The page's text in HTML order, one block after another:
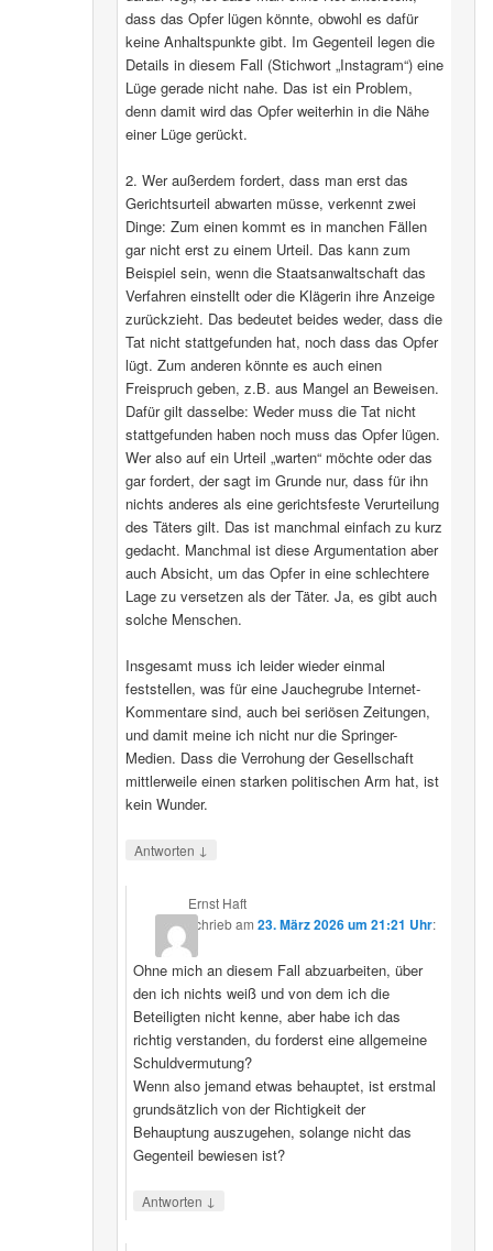
dass das Opfer lügen könnte, obwohl es dafür
keine Anhaltspunkte gibt. Im Gegenteil legen die
Details in diesem Fall (Stichwort „Instagram“) eine
Lüge gerade nicht nahe. Das ist ein Problem,
denn damit wird das Opfer weiterhin in die Nähe
einer Lüge gerückt.
2. Wer außerdem fordert, dass man erst das
Gerichtsurteil abwarten müsse, verkennt zwei
Dinge: Zum einen kommt es in manchen Fällen
gar nicht erst zu einem Urteil. Das kann zum
Beispiel sein, wenn die Staatsanwaltschaft das
Verfahren einstellt oder die Klägerin ihre Anzeige
zurückzieht. Das bedeutet beides weder, dass die
Tat nicht stattgefunden hat, noch dass das Opfer
lügt. Zum anderen könnte es auch einen
Freispruch geben, z.B. aus Mangel an Beweisen.
Dafür gilt dasselbe: Weder muss die Tat nicht
stattgefunden haben noch muss das Opfer lügen.
Wer also auf ein Urteil „warten“ möchte oder das
gar fordert, der sagt im Grunde nur, dass für ihn
nichts anderes als eine gerichtsfeste Verurteilung
des Täters gilt. Das ist manchmal einfach zu kurz
gedacht. Manchmal ist diese Argumentation aber
auch Absicht, um das Opfer in eine schlechtere
Lage zu versetzen als der Täter. Ja, es gibt auch
solche Menschen.
Insgesamt muss ich leider wieder einmal
feststellen, was für eine Jauchegrube Internet-
Kommentare sind, auch bei seriösen Zeitungen,
und damit meine ich nicht nur die Springer-
Medien. Dass die Verrohung der Gesellschaft
mittlerweile einen starken politischen Arm hat, ist
kein Wunder.
Antworten ↓
Ernst Haft
schriebam23. März 2026 um 21:21 Uhr:
Ohne mich an diesem Fall abzuarbeiten, über
den ich nichts weiß und von dem ich die
Beteiligten nicht kenne, aber habe ich das
richtig verstanden, du forderst eine allgemeine
Schuldvermutung?
Wenn also jemand etwas behauptet, ist erstmal
grundsätzlich von der Richtigkeit der
Behauptung auszugehen, solange nicht das
Gegenteil bewiesen ist?
Antworten ↓